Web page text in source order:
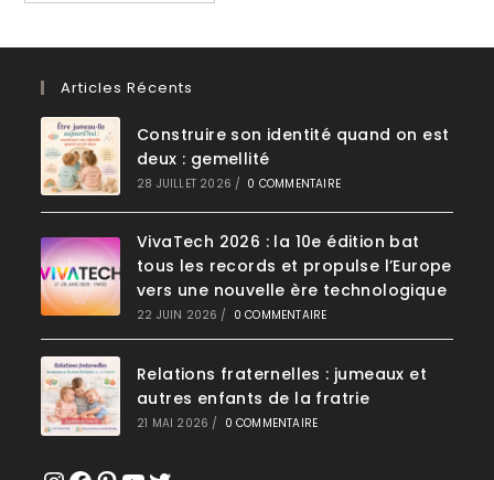
Articles Récents
Construire son identité quand on est
deux : gemellité
28 JUILLET 2026 / 0 COMMENTAIRE
VivaTech 2026 : la 10e édition bat
tous les records et propulse l’Europe
vers une nouvelle ère technologique
22 JUIN 2026 / 0 COMMENTAIRE
Relations fraternelles : jumeaux et
autres enfants de la fratrie
21 MAI 2026 / 0 COMMENTAIRE